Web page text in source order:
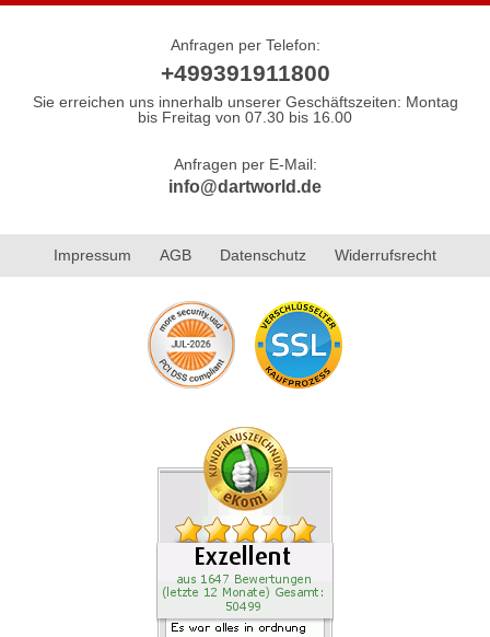
Anfragen per Telefon:
+499391911800
Sie erreichen uns innerhalb unserer Geschäftszeiten: Montag
bis Freitag von 07.30 bis 16.00
Anfragen per E-Mail:
info@dartworld.de
Impressum AGB Datenschutz Widerrufsrecht